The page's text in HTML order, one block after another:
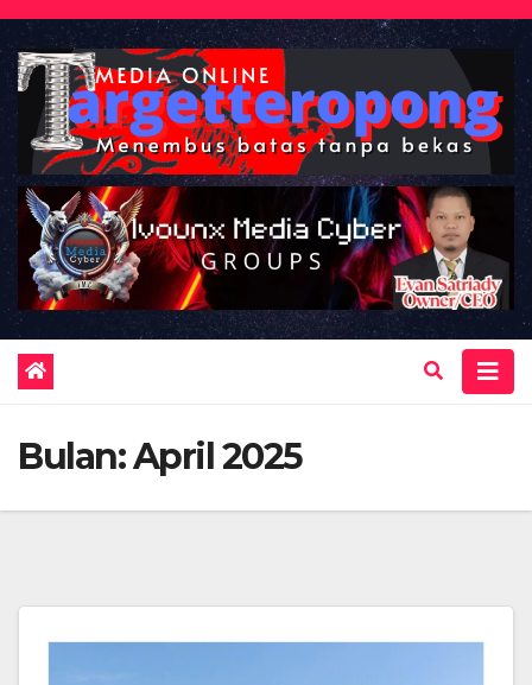
Skip
to
content
Bulan:April 2025